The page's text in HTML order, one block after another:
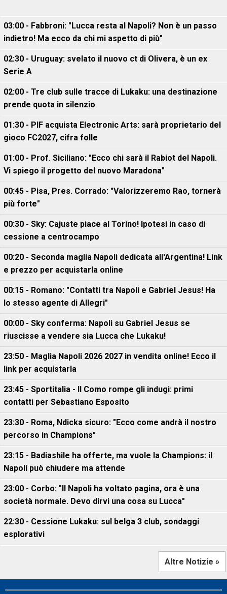
03:00 - Fabbroni: "Lucca resta al Napoli? Non è un passo
indietro! Ma ecco da chi mi aspetto di più"
02:30 - Uruguay: svelato il nuovo ct di Olivera, è un ex
Serie A
02:00 - Tre club sulle tracce di Lukaku: una destinazione
prende quota in silenzio
01:30 - PIF acquista Electronic Arts: sarà proprietario del
gioco FC2027, cifra folle
01:00 - Prof. Siciliano: "Ecco chi sarà il Rabiot del Napoli.
Vi spiego il progetto del nuovo Maradona"
00:45 - Pisa, Pres. Corrado: "Valorizzeremo Rao, tornerà
più forte"
00:30 - Sky: Cajuste piace al Torino! Ipotesi in caso di
cessione a centrocampo
00:20 - Seconda maglia Napoli dedicata all'Argentina! Link
e prezzo per acquistarla online
00:15 - Romano: "Contatti tra Napoli e Gabriel Jesus! Ha
lo stesso agente di Allegri"
00:00 - Sky conferma: Napoli su Gabriel Jesus se
riuscisse a vendere sia Lucca che Lukaku!
23:50 - Maglia Napoli 2026 2027 in vendita online! Ecco il
link per acquistarla
23:45 - Sportitalia - Il Como rompe gli indugi: primi
contatti per Sebastiano Esposito
23:30 - Roma, Ndicka sicuro: "Ecco come andrà il nostro
percorso in Champions"
23:15 - Badiashile ha offerte, ma vuole la Champions: il
Napoli può chiudere ma attende
23:00 - Corbo: "Il Napoli ha voltato pagina, ora è una
società normale. Devo dirvi una cosa su Lucca"
22:30 - Cessione Lukaku: sul belga 3 club, sondaggi
esplorativi
Altre Notizie »